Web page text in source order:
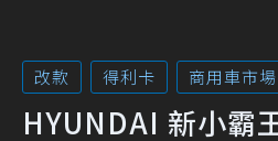
改款 得利卡 商用車市場
HYUNDAI 新小霸